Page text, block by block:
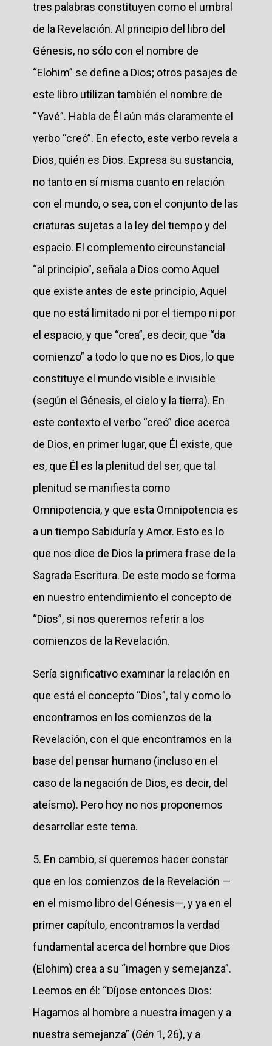
tres palabras constituyen como el umbral
de la Revelación. Al principio del libro del
Génesis, no sólo con el nombre de
“Elohim” se define a Dios; otros pasajes de
este libro utilizan también el nombre de
“Yavé”. Habla de Él aún más claramente el
verbo “creó”. En efecto, este verbo revela a
Dios, quién es Dios. Expresa su sustancia,
no tanto en sí misma cuanto en relación
con el mundo, o sea, con el conjunto de las
criaturas sujetas a la ley del tiempo y del
espacio. El complemento circunstancial
“al principio”, señala a Dios como Aquel
que existe antes de este principio, Aquel
que no está limitado ni por el tiempo ni por
el espacio, y que “crea”, es decir, que “da
comienzo” a todo lo que no es Dios, lo que
constituye el mundo visible e invisible
(según el Génesis, el cielo y la tierra). En
este contexto el verbo “creó” dice acerca
de Dios, en primer lugar, que Él existe, que
es, que Él es la plenitud del ser, que tal
plenitud se manifiesta como
Omnipotencia, y que esta Omnipotencia es
a un tiempo Sabiduría y Amor. Esto es lo
que nos dice de Dios la primera frase de la
Sagrada Escritura. De este modo se forma
en nuestro entendimiento el concepto de
“Dios”, si nos queremos referir a los
comienzos de la Revelación.
Sería significativo examinar la relación en
que está el concepto “Dios”, tal y como lo
encontramos en los comienzos de la
Revelación, con el que encontramos en la
base del pensar humano (incluso en el
caso de la negación de Dios, es decir, del
ateísmo). Pero hoy no nos proponemos
desarrollar este tema.
5. En cambio, sí queremos hacer constar
que en los comienzos de la Revelación —
en el mismo libro del Génesis—, y ya en el
primer capítulo, encontramos la verdad
fundamental acerca del hombre que Dios
(Elohim) crea a su “imagen y semejanza”.
Leemos en él: “Díjose entonces Dios:
Hagamos al hombre a nuestra imagen y a
nuestra semejanza” (Gén 1, 26), y a